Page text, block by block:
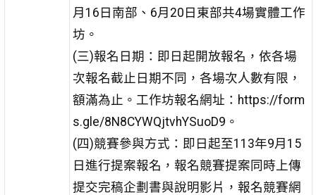
月16日南部、6月20日東部共4場實體工作
坊。
(三)報名日期：即日起開放報名，依各場
次報名截止日期不同，各場次人數有限，
額滿為止。工作坊報名網址：https://form
s.gle/8N8CYWQjtvhYSuoD9。
(四)競賽參與方式：即日起至113年9月15
日進行提案報名，報名競賽提案同時上傳
提交完稿企劃書與說明影片，報名競賽網